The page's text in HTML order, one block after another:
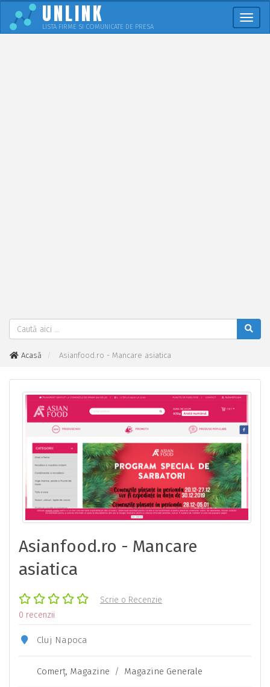
UNLINK
LISTA FIRME SI COMUNICATE DE PRESA
Acasă Asianfood.ro - Mancare asiatica
Asianfood.ro - Mancare
asiatica
Scrie o Recenzie
0 recenzii
Cluj Napoca
Comerţ, Magazine / Magazine Generale